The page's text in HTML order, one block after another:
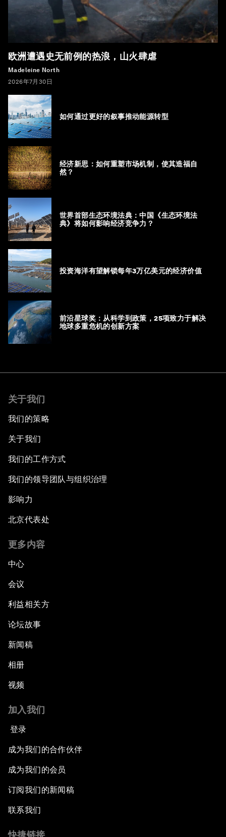
欧洲遭遇史无前例的热浪，山火肆虐
Madeleine North
2026年7月30日
如何通过更好的叙事推动能源转型
经济新思：如何重塑市场机制，使其造福自
然？
世界首部生态环境法典：中国《生态环境法
典》将如何影响经济竞争力？
投资海洋有望解锁每年3万亿美元的经济价值
前沿星球奖：从科学到政策，25项致力于解决
地球多重危机的创新方案
关于我们
我们的策略
关于我们
我们的工作方式
我们的领导团队与组织治理
影响力
北京代表处
更多内容
中心
会议
利益相关方
论坛故事
新闻稿
相册
视频
加入我们
登录
成为我们的合作伙伴
成为我们的会员
订阅我们的新闻稿
联系我们
快捷链接